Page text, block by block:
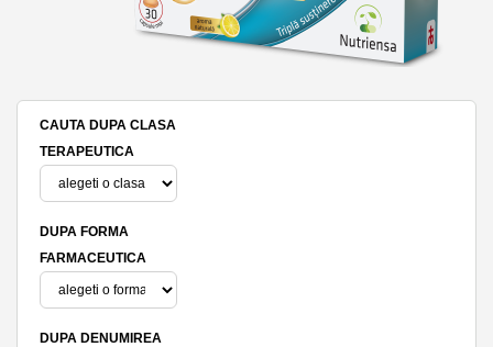
CAUTA DUPA CLASA
TERAPEUTICA
DUPA FORMA
FARMACEUTICA
DUPA DENUMIREA